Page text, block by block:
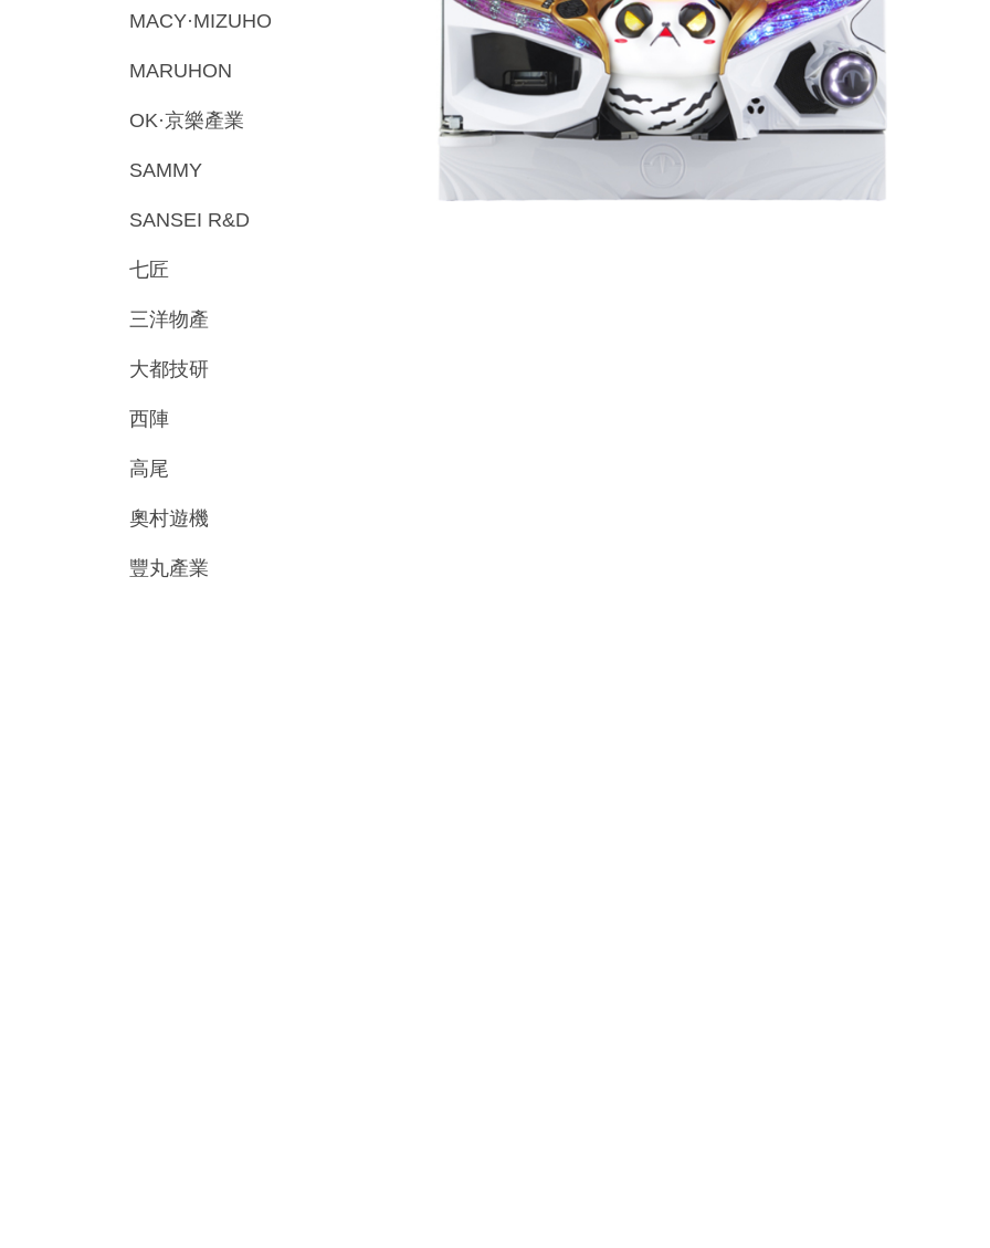
MACY·MIZUHO
MARUHON
OK·京樂產業
SAMMY
SANSEI R&D
七匠
三洋物產
大都技研
西陣
高尾
奧村遊機
豐丸產業